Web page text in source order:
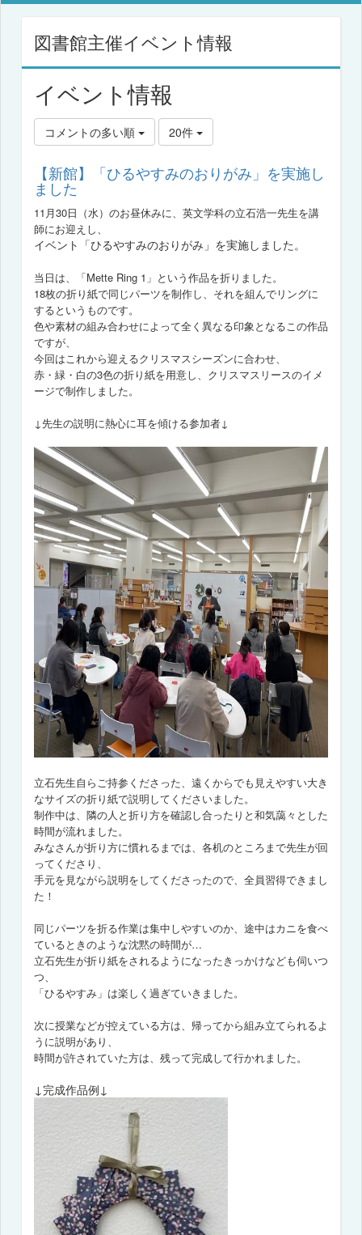
図書館主催イベント情報
イベント情報
コメントの多い順 20件
【新館】「ひるやすみのおりがみ」を実施し
ました
11月30日（水）のお昼休みに、英文学科の立石浩一先生を講
師にお迎えし、
イベント「ひるやすみのおりがみ」を実施しました。
当日は、「Mette Ring 1」という作品を折りました。
18枚の折り紙で同じパーツを制作し、それを組んでリングに
するというものです。
色や素材の組み合わせによって全く異なる印象となるこの作品
ですが、
今回はこれから迎えるクリスマスシーズンに合わせ、
赤・緑・白の3色の折り紙を用意し、 クリスマスリースのイメ
ージで制作しました。
↓先生の説明に熱心に耳を傾ける参加者↓
立石先生自らご持参くださった、遠くからでも見えやすい大き
なサイズの折り紙で説明してくださいました。
制作中は、隣の人と折り方を確認し合ったりと和気藹々とした
時間が流れました。
みなさんが折り方に慣れるまでは、各机のところまで先生が回
ってくださり、
手元を見ながら説明をしてくださったので、全員習得できまし
た！
同じパーツを折る作業は集中しやすいのか、 途中はカニを食べ
ているときのような沈黙の時間が…
立石先生が折り紙をされるようになったきっかけなども伺いつ
つ、
「ひるやすみ」は楽しく過ぎていきました。
次に授業などが控えている方は、帰ってから組み立てられるよ
うに説明があり、
時間が許されていた方は、残って完成して行かれました。
↓完成作品例↓